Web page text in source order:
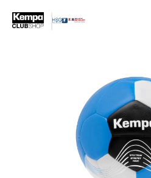
springen